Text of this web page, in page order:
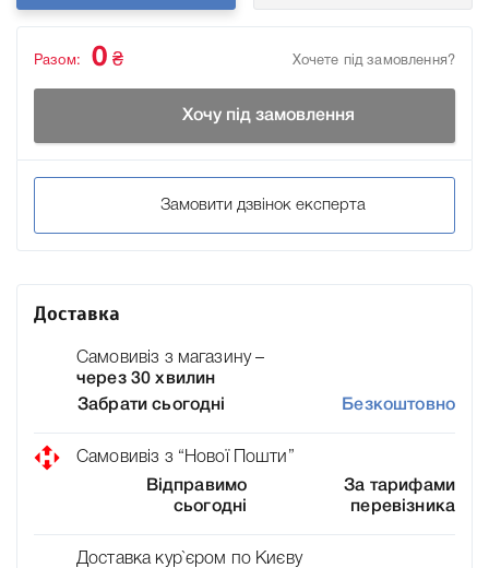
Хочете під замовлення?
Разом: 0 ₴
Хочу під замовлення
Замовити дзвінок експерта
Доставка
Самовивіз з магазину –
через 30 хвилин
Забрати сьогодні
Безкоштовно
Самовивіз з “Нової Пошти”
Відправимо
сьогодні
За тарифами
перевізника
Доставка кур`єром по Києву